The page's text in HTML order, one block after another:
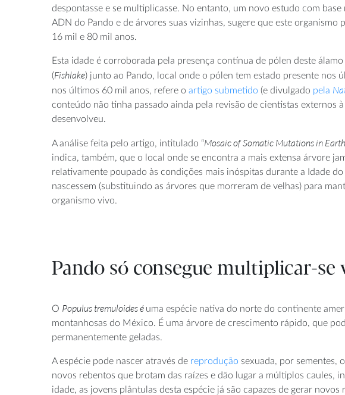
despontasse e se multiplicasse. No entanto, um novo estudo com
ADN do Pando e de árvores suas vizinhas, sugere que este organismo
16 mil e 80 mil anos.
Esta idade é corroborada pela presença contínua de pólen deste
(Fishlake) junto ao Pando, local onde o pólen tem estado presente nos
nos últimos 60 mil anos, refere o artigo submetido (e divulgado pela
conteúdo não tinha passado ainda pela revisão de cientistas externos
desenvolveu.
A análise feita pelo artigo, intitulado “Mosaic of Somatic Mutations in
indica, também, que o local onde se encontra a mais extensa árvore
relativamente poupado às condições mais inóspitas durante a Idade
nascessem (substituindo as árvores que morreram de velhas) para
organismo vivo.
Pando só consegue multiplicar-se
O Populus tremuloides é uma espécie nativa do norte do continente
montanhosas do México. É uma árvore de crescimento rápido, que
permanentemente geladas.
A espécie pode nascer através de reprodução sexuada, por sementes,
novos rebentos que brotam das raízes e dão lugar a múltiplos caules,
idade, as jovens plântulas desta espécie já são capazes de gerar novos